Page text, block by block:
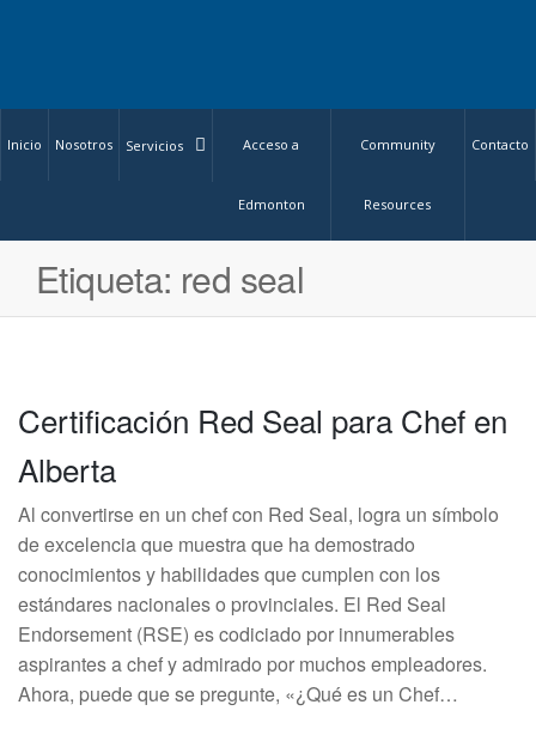
Inicio Nosotros Servicios Acceso a
Edmonton
Community
Resources
Contacto
Etiqueta: red seal
Certificación Red Seal para Chef en
Alberta
Al convertirse en un chef con Red Seal, logra un símbolo
de excelencia que muestra que ha demostrado
conocimientos y habilidades que cumplen con los
estándares nacionales o provinciales. El Red Seal
Endorsement (RSE) es codiciado por innumerables
aspirantes a chef y admirado por muchos empleadores.
Ahora, puede que se pregunte, «¿Qué es un Chef…